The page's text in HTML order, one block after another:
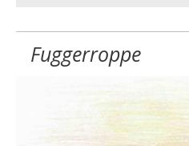
Fuggerroppe